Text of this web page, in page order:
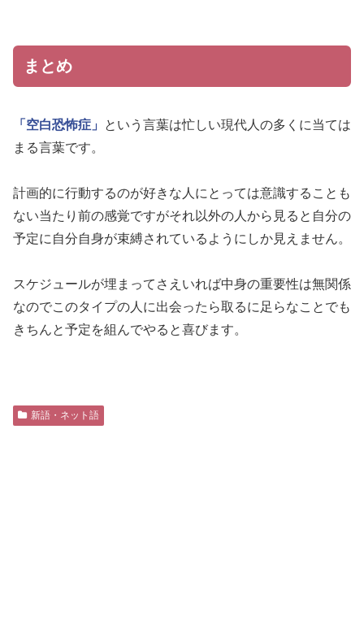
まとめ
「空白恐怖症」
という言葉は忙しい現代人の多くに当ては
まる言葉です。
計画的に行動するのが好きな人にとっては意識することも
ない当たり前の感覚ですがそれ以外の人から見ると自分の
予定に自分自身が束縛されているようにしか見えません。
スケジュールが埋まってさえいれば中身の重要性は無関係
なのでこのタイプの人に出会ったら取るに足らなことでも
きちんと予定を組んでやると喜びます。
新語・ネット語